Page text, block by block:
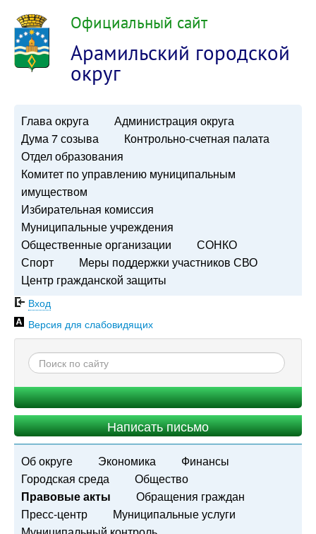
Официальный сайт
Арамильский городской
округ
Глава округа
Администрация округа
Дума 7 созыва
Контрольно-счетная палата
Отдел образования
Комитет по управлению муниципальным
имуществом
Избирательная комиссия
Муниципальные учреждения
Общественные организации
СОНКО
Спорт
Меры поддержки участников СВО
Центр гражданской защиты
Вход
Версия для слабовидящих
Написать письмо
Об округе Экономика
Финансы
Городская среда
Общество
Правовые акты
Обращения граждан
Пресс-центр
Муниципальные услуги